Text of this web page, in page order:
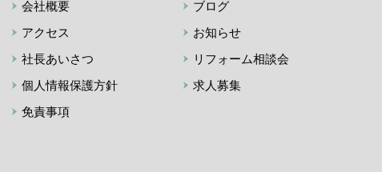
会社概要
アクセス
社長あいさつ
個人情報保護方針
免責事項
ブログ
お知らせ
リフォーム相談会
求人募集